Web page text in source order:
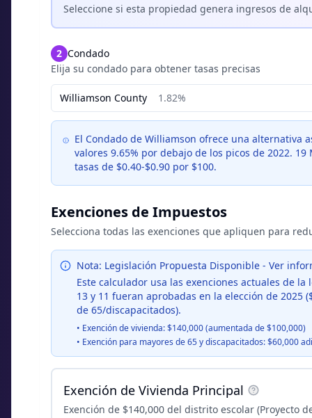
Seleccione si esta propiedad genera ingresos de
2 Condado
Elija su condado para obtener tasas precisas
Williamson County 1.82%
El Condado de Williamson ofrece una alternativa
valores 9.65% por debajo de los picos de 2022.
tasas de $0.40-$0.90 por $100.
Exenciones de Impuestos
Selecciona todas las exenciones que apliquen para
Nota: Legislación Propuesta Disponible - Ver
Este calculador usa las exenciones actuales de
13 y 11 fueran aprobadas en la elección de 2025
de 65/discapacitados).
• Exención de vivienda: $140,000 (aumentada de $100,000)
• Exención para mayores de 65 y discapacitados: $60,000
Exención de Vivienda Principal
Exención de $140,000 del distrito escolar (Proyecto